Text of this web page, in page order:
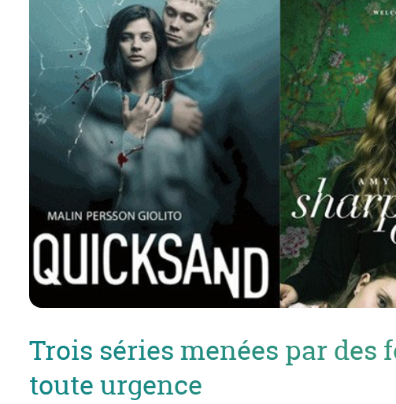
Trois séries menées par des
toute urgence